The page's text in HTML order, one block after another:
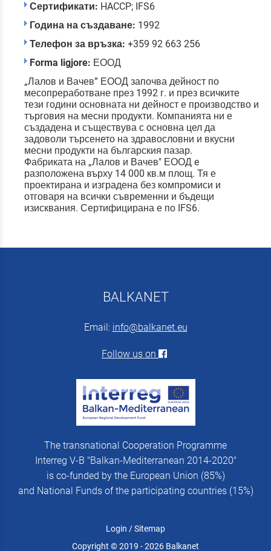
Сертификати: HACCP; IFS6
Година на създаване: 1992
Телефон за връзка: +359 92 663 256
Forma ligjore: ЕООД
„Лалов и Вачев” ЕООД започва дейност по
месопреработване през 1992 г. и през всичките
тези години основната ни дейност е производство и
търговия на месни продукти. Компанията ни е
създадена и съществува с основна цел да
задоволи търсенето на здравословни и вкусни
месни продукти на българския пазар.
Фабриката на „Лалов и Вачев" ЕООД e
разположена върху 14 000 кв.м площ. Тя е
проектирана и изградена без компромиси и
отговаря на всички съвременни и бъдещи
изисквания. Сертифицирана е по IFS6.
BALKANET
Email: info@balkanet.eu
Follow us on
The transnational Cooperation Programme
Interreg V-B "Balkan-Mediterranean 2014-2020"
is co-funded by the European Union (85%)
and National Funds of the participating countries (15%)
Login /Sitemap
Copyright © 2019 - 2026 Balkanet